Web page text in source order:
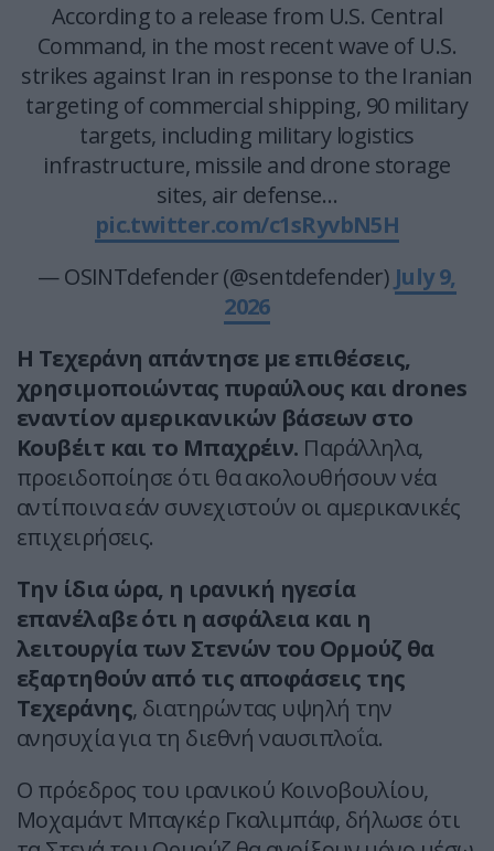
According to a release from U.S. Central
Command, in the most recent wave of U.S.
strikes against Iran in response to the Iranian
targeting of commercial shipping, 90 military
targets, including military logistics
infrastructure, missile and drone storage
sites, air defense…
pic.twitter.com/c1sRyvbN5H
— OSINTdefender (@sentdefender) July 9,
2026
Η Τεχεράνη απάντησε με επιθέσεις,
χρησιμοποιώντας πυραύλους και drones
εναντίον αμερικανικών βάσεων στο
Κουβέιτ και το Μπαχρέιν. Παράλληλα,
προειδοποίησε ότι θα ακολουθήσουν νέα
αντίποινα εάν συνεχιστούν οι αμερικανικές
επιχειρήσεις.
Την ίδια ώρα, η ιρανική ηγεσία
επανέλαβε ότι η ασφάλεια και η
λειτουργία των Στενών του Ορμούζ θα
εξαρτηθούν από τις αποφάσεις της
Τεχεράνης, διατηρώντας υψηλή την
ανησυχία για τη διεθνή ναυσιπλοΐα.
Ο πρόεδρος του ιρανικού Κοινοβουλίου,
Μοχαμάντ Μπαγκέρ Γκαλιμπάφ, δήλωσε ότι